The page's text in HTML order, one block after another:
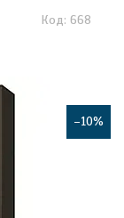
668
–10%